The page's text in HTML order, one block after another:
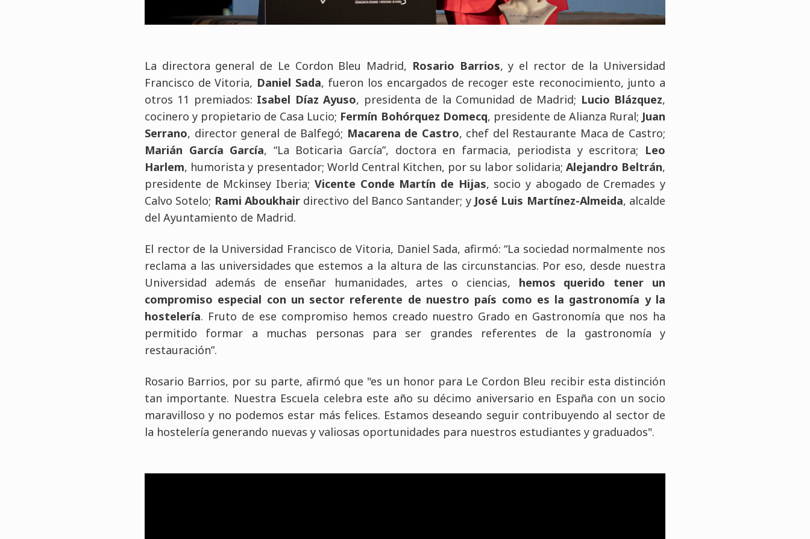
La directora general de Le Cordon Bleu Madrid, Rosario Barrios, y el rector de la Universidad
Francisco de Vitoria, Daniel Sada, fueron los encargados de recoger este reconocimiento, junto a
otros 11 premiados: Isabel Díaz Ayuso, presidenta de la Comunidad de Madrid; Lucio Blázquez,
cocinero y propietario de Casa Lucio; Fermín Bohórquez Domecq, presidente de Alianza Rural; Juan
Serrano, director general de Balfegó; Macarena de Castro, chef del Restaurante Maca de Castro;
Marián García García, “La Boticaria García”, doctora en farmacia, periodista y escritora; Leo
Harlem, humorista y presentador; World Central Kitchen, por su labor solidaria; Alejandro Beltrán,
presidente de Mckinsey Iberia; Vicente Conde Martín de Hijas, socio y abogado de Cremades y
Calvo Sotelo; Rami Aboukhair directivo del Banco Santander; yJosé Luis Martínez-Almeida, alcalde
del Ayuntamiento de Madrid.
El rector de la Universidad Francisco de Vitoria, Daniel Sada, afirmó: “La sociedad normalmente nos
reclama a las universidades que estemos a la altura de las circunstancias. Por eso, desde nuestra
Universidad además de enseñar humanidades, artes o ciencias, hemos querido tener un
compromiso especial con un sector referente de nuestro país como es la gastronomía y la
hostelería. Fruto de ese compromiso hemos creado nuestro Grado en Gastronomía que nos ha
permitido formar a muchas personas para ser grandes referentes de la gastronomía y
restauración”.
Rosario Barrios, por su parte, afirmó que "es un honor para Le Cordon Bleu recibir esta distinción
tan importante. Nuestra Escuela celebra este año su décimo aniversario en España con un socio
maravilloso y no podemos estar más felices. Estamos deseando seguir contribuyendo al sector de
la hostelería generando nuevas y valiosas oportunidades para nuestros estudiantes y graduados".